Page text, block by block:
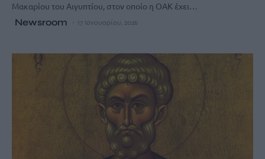
Μακαρίου του Αιγυπτίου, στον οποίο η ΟΑΚ έχει…
Newsroom 17 Ιανουαρίου, 2026